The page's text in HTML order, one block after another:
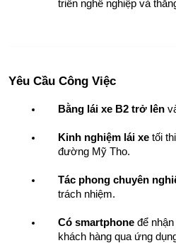
triển nghề nghiệp và
Yêu Cầu Công Việc
Bằng lái xe B2 trở lên
Kinh nghiệm lái xe tối
đường Mỹ Tho.
Tác phong chuyên
trách nhiệm.
Có smartphone để
khách hàng qua ứng